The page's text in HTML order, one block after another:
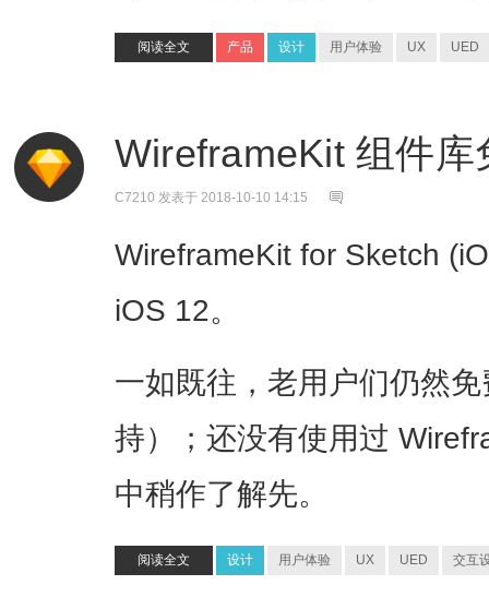
阅读全文 产品 设计 用户体验 UX UED
WireframeKit 组件
C7210 发表于 2018-10-10 14:15
WireframeKit for Sketch
iOS 12。
一如既往，老用户们仍然
持）；还没有使用过
中稍作了解先。
阅读全文 设计 用户体验 UX UED 交互